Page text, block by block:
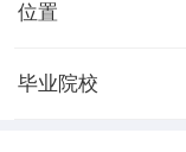
位置
毕业院校